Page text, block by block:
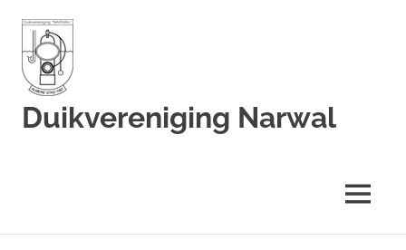
Duikvereniging Narwal
MENU